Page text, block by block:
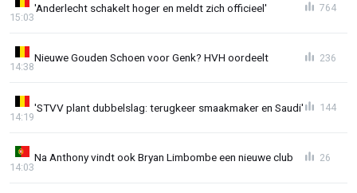
'Anderlecht schakelt hoger en meldt zich officieel'
15:03
764
Nieuwe Gouden Schoen voor Genk? HVH oordeelt
14:38
236
'STVV plant dubbelslag: terugkeer smaakmaker en Saudi'
14:19
144
Na Anthony vindt ook Bryan Limbombe een nieuwe club
14:03
26